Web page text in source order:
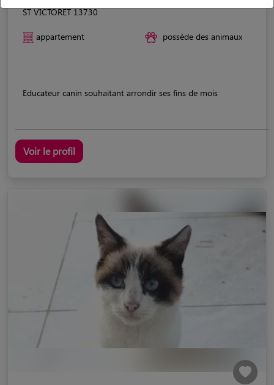
ST VICTORET 13730
appartement possède des animaux
Educateur canin souhaitant arrondir ses fins de mois
Voir le profil